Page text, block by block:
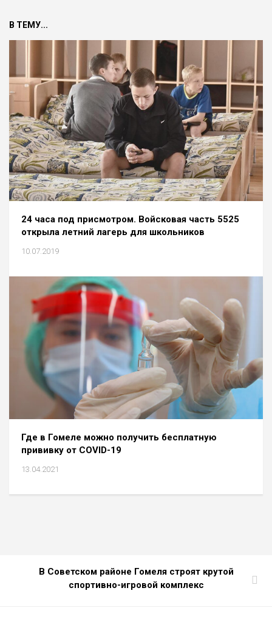
В ТЕМУ...
24 часа под присмотром. Войсковая часть 5525
открыла летний лагерь для школьников
10.07.2019
Где в Гомеле можно получить бесплатную
прививку от COVID-19
13.04.2021
В Советском районе Гомеля строят крутой
спортивно-игровой комплекс